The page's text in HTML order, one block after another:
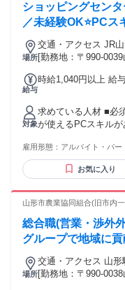
既卒歓迎／第二新卒
全在宅） ✅在宅OK／
⸜⸜ さらにこちらもPOINT ⸝⸝ ✱急募！即日
／大型募集 ✱中途入
ショッピングセン
／未経験OK⭐PC
場所
交通・アクセス JR
[勤務地：〒990-
給与
時給1,040円以上 給与詳
対象
求めている人材 ■
が使えるPCスキルがある方 ■歓迎条件
や受付など） ・人と
方 最近はインバウンドのお客様も 増えているため、英語など
外国語が話せる方
す。 ◆プライベートと両立しながら 働きたい方 ◆長く安定
慮しますので ご自
能です⭐
雇用形態： アルバイト・パー
お気に入り
山形市農業協同組合(旧市内
総合職(営業・渉外
グループで地域に貢
場所
交通・アクセス 山
[勤務地：〒990-